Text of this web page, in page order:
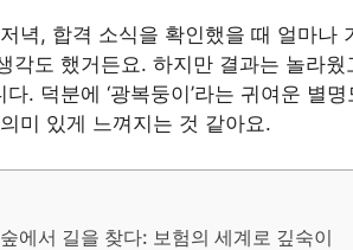
녁, 합격 소식을 확인했을 때 얼마나
각도 했거든요. 하지만 결과는 놀라
다. 덕분에 ‘광복둥이’라는 귀여운 별
미 있게 느껴지는 것 같아요.
에서 길을 찾다: 보험의 세계로 깊숙이